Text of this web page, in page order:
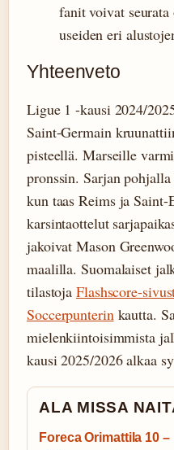
fanit voivat seurata
useiden eri
Yhteenveto
Ligue 1 -kausi 2024/
Saint-Germain
pisteellä. Marseille
pronssin. Sarjan
kun taas Reims ja Saint-
karsintaottelut
jakoivat Mason
maalilla. Suomalaiset
tilastojaFlashscore-
Soccerpunterinkautta.
mielenkiintoisimmista
kausi 2025/2026 alkaa
ALA MISSA
Foreca Orimattila 10 –